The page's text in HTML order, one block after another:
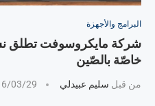
البرامج والأجهزة
خاصّة بالصّين
من قبل سليم عبيدلي 03/29